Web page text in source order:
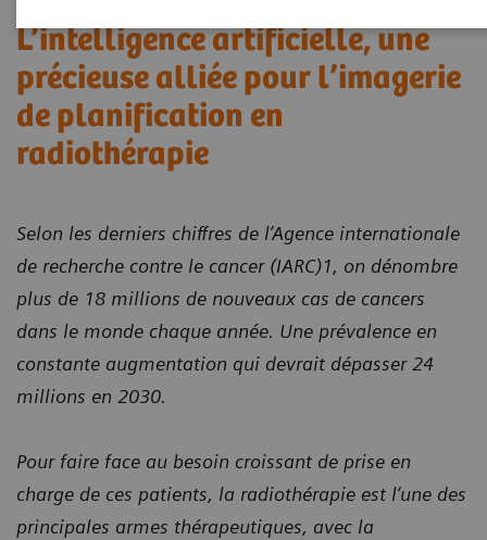
L’intelligence artificielle, une
précieuse alliée pour l’imagerie
de planification en
radiothérapie
Selon les derniers chiffres de l’Agence internationale
de recherche contre le cancer (IARC)1, on dénombre
plus de 18 millions de nouveaux cas de cancers
dans le monde chaque année. Une prévalence en
constante augmentation qui devrait dépasser 24
millions en 2030.
Pour faire face au besoin croissant de prise en
charge de ces patients, la radiothérapie est l’une des
principales armes thérapeutiques, avec la